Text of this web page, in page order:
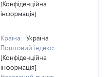
[Конфіденційна
інформація]
Країна:
Україна
Поштовий індекс:
[Конфіденційна
інформація]